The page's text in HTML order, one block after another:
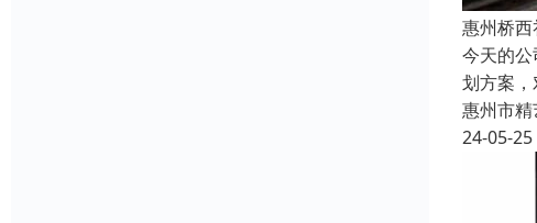
惠州桥
今天的
划方案
惠州市
24-05-25